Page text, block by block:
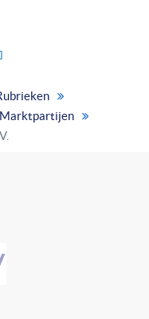
Marktpartijen